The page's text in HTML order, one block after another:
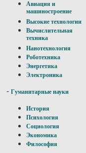
Авиация и
машиностроение
Высокие технологии
Вычислительная
техника
Нанотехнология
Роботехника
Энергетика
Электроника
- Гуманитарные науки
История
Психология
Социология
Экономика
Философия